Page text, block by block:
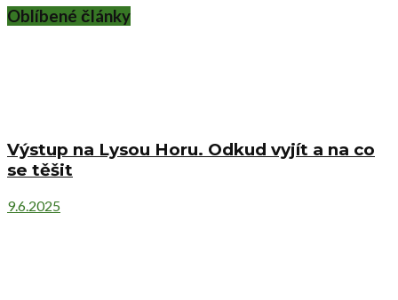
Oblíbené články
Výstup na Lysou Horu. Odkud vyjít a na co
se těšit
9.6.2025